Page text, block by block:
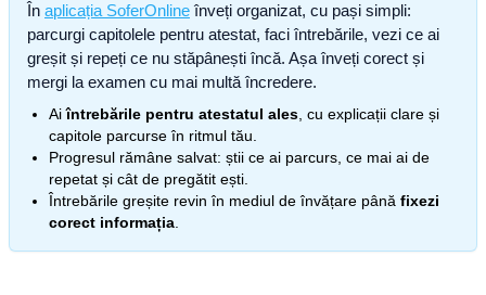
În aplicația SoferOnline înveți organizat, cu pași simpli:
parcurgi capitolele pentru atestat, faci întrebările, vezi ce ai
greșit și repeți ce nu stăpânești încă. Așa înveți corect și
mergi la examen cu mai multă încredere.
Aiîntrebările pentru atestatul ales , cu explicații clare și
capitole parcurse în ritmul tău.
Progresul rămâne salvat: știi ce ai parcurs, ce mai ai de
repetat și cât de pregătit ești.
Întrebările greșite revin în mediul de învățare până fixezi
corect informația